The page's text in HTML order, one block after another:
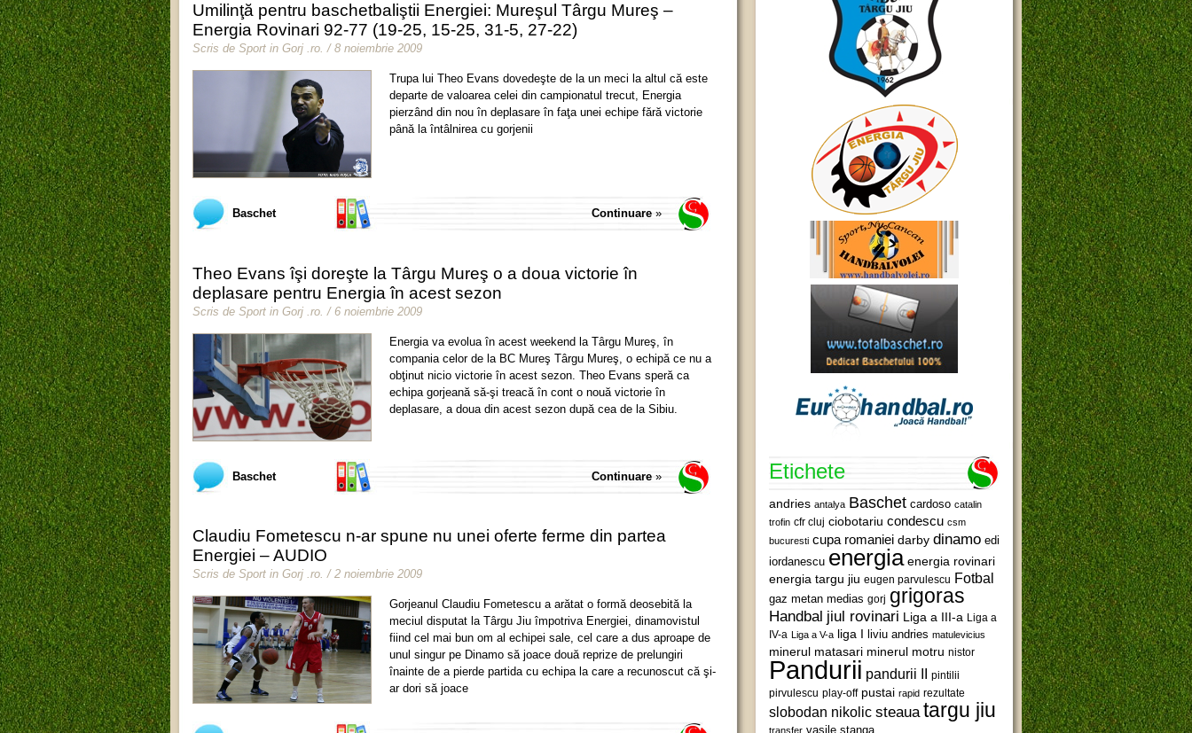
Umilinţă pentru baschetbaliştii Energiei: Mureşul Târgu Mureş –
Energia Rovinari 92-77 (19-25, 15-25, 31-5, 27-22)
Scris de Sport in Gorj .ro. / 8 noiembrie 2009
Trupa lui Theo Evans dovedeşte de la un meci la altul că este
departe de valoarea celei din campionatul trecut, Energia
pierzând din nou în deplasare în faţa unei echipe fără victorie
până la întâlnirea cu gorjenii
Baschet Continuare »
Theo Evans îşi doreşte la Târgu Mureş o a doua victorie în
deplasare pentru Energia în acest sezon
Scris de Sport in Gorj .ro / 6 noiembrie 2009
Energia va evolua în acest weekend la Târgu Mureş, în
compania celor de la BC Mureş Târgu Mureş, o echipă ce nu a
obţinut nicio victorie în acest sezon. Theo Evans speră ca
echipa gorjeană să-şi treacă în cont o nouă victorie în
deplasare, a doua din acest sezon după cea de la Sibiu.
Baschet Continuare »
Claudiu Fometescu n-ar spune nu unei oferte ferme din partea
Energiei – AUDIO
Scris de Sport in Gorj .ro. / 2 noiembrie 2009
Gorjeanul Claudiu Fometescu a arătat o formă deosebită la
meciul disputat la Târgu Jiu împotriva Energiei, dinamovistul
fiind cel mai bun om al echipei sale, cel care a dus aproape de
unul singur pe Dinamo să joace două reprize de prelungiri
înainte de a pierde partida cu echipa la care a recunoscut că şi-
ar dori să joace
Etichete
andries antalya Baschet cardoso catalin
trofin cfr cluj ciobotariu condescu csm
bucuresti cupa romaniei darby dinamo edi
iordanescu energia energia rovinari
energia targu jiu eugen parvulescu Fotbal
gaz metan medias gorj grigoras
Handbal jiul rovinari Liga a III-a Liga a
IV-a Liga a V-a liga I liviu andries matulevicius
minerul matasari minerul motru nistor
Pandurii pandurii II pintilii
pirvulescu play-off pustai rapid rezultate
slobodan nikolic steaua targu jiu
transfer vasile stanga